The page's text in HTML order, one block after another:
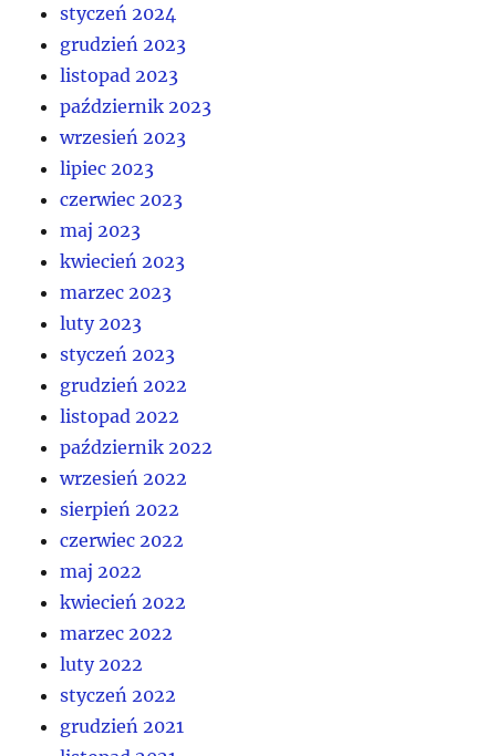
styczeń 2024
grudzień 2023
listopad 2023
październik 2023
wrzesień 2023
lipiec 2023
czerwiec 2023
maj 2023
kwiecień 2023
marzec 2023
luty 2023
styczeń 2023
grudzień 2022
listopad 2022
październik 2022
wrzesień 2022
sierpień 2022
czerwiec 2022
maj 2022
kwiecień 2022
marzec 2022
luty 2022
styczeń 2022
grudzień 2021